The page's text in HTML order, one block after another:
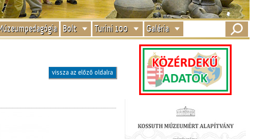
Bolt Turini 100 Galéria
vissza az előző oldalra